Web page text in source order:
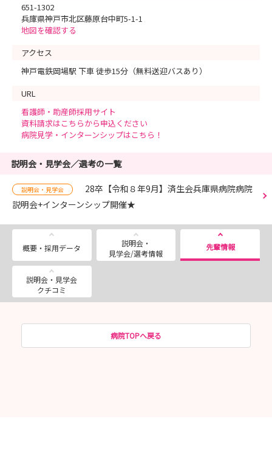
651-1302
兵庫県神戸市北区藤原台中町5-1-1
地図を確認する
アクセス
神戸電鉄岡場駅 下車 徒歩15分（無料送迎バスあり）
URL
看護師・助産師採用サイト
資料請求はこちらから申込ください
病院見学・インターンシップはこちら！
説明会・見学会／選考の一覧
説明会・見学会
28卒【令和８年9月】済生会兵庫県病院病院
説明会+インターンシップ開催★
概要・採用データ
説明会・
見学会/選考情報
先輩情報
説明会・見学会
クチコミ
病院TOPへ戻る